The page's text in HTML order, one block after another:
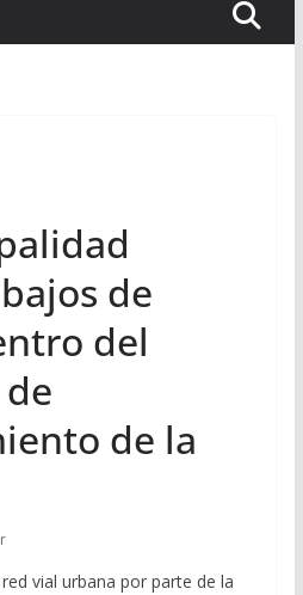
de
del
de la
vial urbana por parte de la